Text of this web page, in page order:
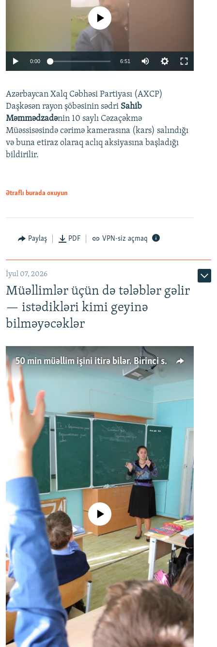
Auto 240p 360p
720p 1080p
No media source currently available
0:00 6:51
360p
720p
1080p
Azərbaycan Xalq Cəbhəsi Partiyası (AXCP)
Daşkəsən rayon şöbəsinin sədri Sahib
Məmmədzadənin 10 saylı Cəzaçəkmə
Müəssisəsində cərimə kamerasına (kars) salındığı
və buna etiraz olaraq aclıq aksiyasına başladığı
bildirilir.
Ətraflı burada oxuyun
Paylaş PDF VPN-siz açmaq
İyul 07, 2026
Müəllimlər üçün də tələblər gəlir
— istədikləri kimi geyinə
bilməyəcəklər
50 min müəllim işini itirə bilər. Birinci sinfə gedənlər azalır
No media source currently available